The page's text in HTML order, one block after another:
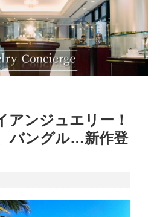
アンジュエリー！
バングル…新作登